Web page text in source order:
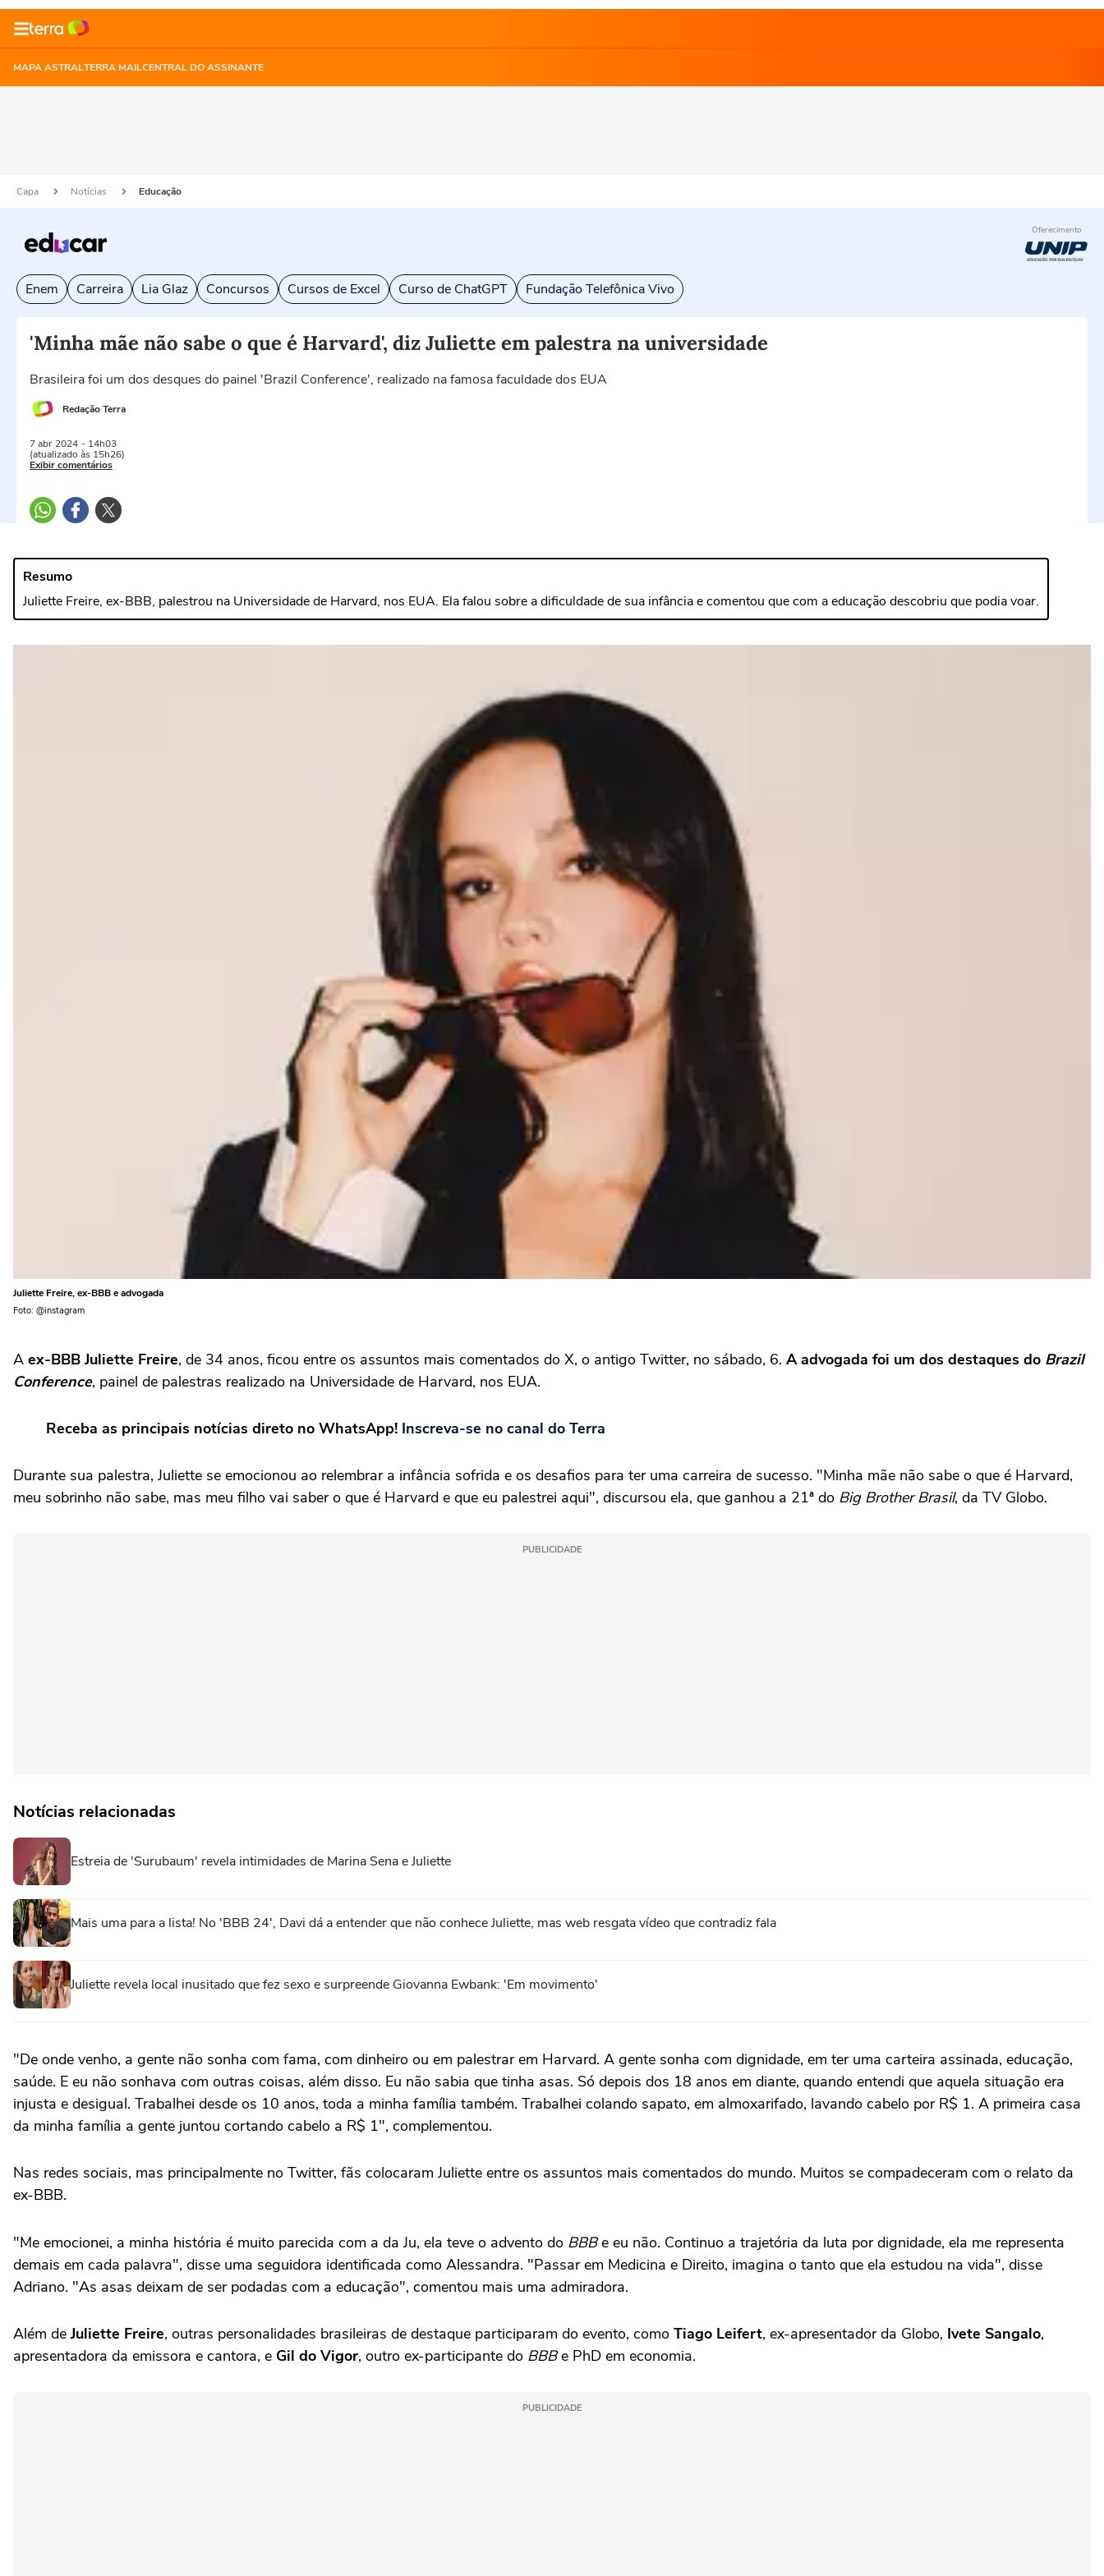
MAPA ASTRALTERRA MAILCENTRAL DO ASSINANTE
Capa Notícias Educação
Oferecimento
Enem Carreira Lia Glaz Concursos Cursos de Excel Curso de ChatGPT Fundação Telefônica Vivo
'Minha mãe não sabe o que é Harvard', diz Juliette em palestra na universidade
Brasileira foi um dos desques do painel 'Brazil Conference', realizado na famosa faculdade dos EUA
Redação Terra
7 abr 2024 - 14h03
(atualizado às 15h26)
Exibir comentários
Resumo
Juliette Freire, ex-BBB, palestrou na Universidade de Harvard, nos EUA. Ela falou sobre a dificuldade de sua infância e comentou que com a educação descobriu que podia voar.
Juliette Freire, ex-BBB e advogada
Foto: @instagram
A ex-BBB Juliette Freire, de 34 anos, ficou entre os assuntos mais comentados do X, o antigo Twitter, no sábado, 6. A advogada foi um dos destaques do Brazil
Conference, painel de palestras realizado na Universidade de Harvard, nos EUA.
Receba as principais notícias direto no WhatsApp! Inscreva-se no canal do Terra
Durante sua palestra, Juliette se emocionou ao relembrar a infância sofrida e os desafios para ter uma carreira de sucesso. "Minha mãe não sabe o que é Harvard,
meu sobrinho não sabe, mas meu filho vai saber o que é Harvard e que eu palestrei aqui", discursou ela, que ganhou a 21ª do Big Brother Brasil, da TV Globo.
PUBLICIDADE
Notícias relacionadas
Estreia de 'Surubaum' revela intimidades de Marina Sena e Juliette
Mais uma para a lista! No 'BBB 24', Davi dá a entender que não conhece Juliette, mas web resgata vídeo que contradiz fala
Juliette revela local inusitado que fez sexo e surpreende Giovanna Ewbank: 'Em movimento'
"De onde venho, a gente não sonha com fama, com dinheiro ou em palestrar em Harvard. A gente sonha com dignidade, em ter uma carteira assinada, educação,
saúde. E eu não sonhava com outras coisas, além disso. Eu não sabia que tinha asas. Só depois dos 18 anos em diante, quando entendi que aquela situação era
injusta e desigual. Trabalhei desde os 10 anos, toda a minha família também. Trabalhei colando sapato, em almoxarifado, lavando cabelo por R$ 1. A primeira casa
da minha família a gente juntou cortando cabelo a R$ 1", complementou.
Nas redes sociais, mas principalmente no Twitter, fãs colocaram Juliette entre os assuntos mais comentados do mundo. Muitos se compadeceram com o relato da
ex-BBB.
"Me emocionei, a minha história é muito parecida com a da Ju, ela teve o advento do BBBe eu não. Continuo a trajetória da luta por dignidade, ela me representa
demais em cada palavra", disse uma seguidora identificada como Alessandra. "Passar em Medicina e Direito, imagina o tanto que ela estudou na vida", disse
Adriano. "As asas deixam de ser podadas com a educação", comentou mais uma admiradora.
Além de Juliette Freire, outras personalidades brasileiras de destaque participaram do evento, como Tiago Leifert, ex-apresentador da Globo, Ivete Sangalo,
apresentadora da emissora e cantora, e Gil do Vigor, outro ex-participante do BBB e PhD em economia.
PUBLICIDADE